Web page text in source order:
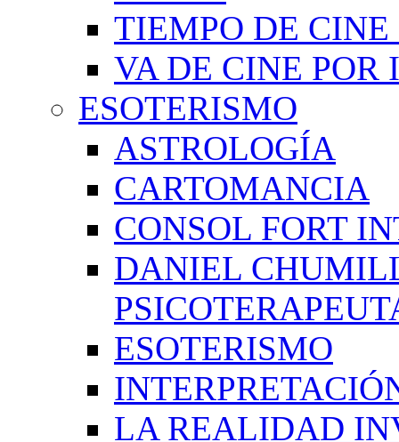
TIEMPO DE
VA DE CINE
ESOTERISMO
ASTROLOGÍA
CARTOMANCIA
CONSOL FORT
DANIEL
ESOTERISMO
LA REALIDAD